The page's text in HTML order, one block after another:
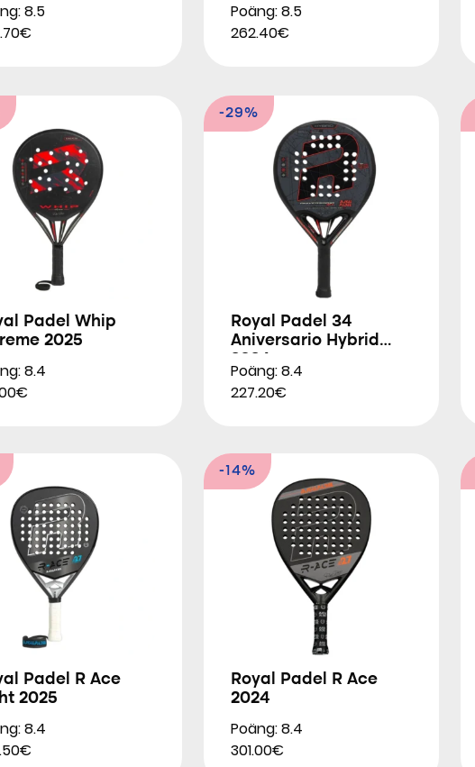
8.5
Poäng: 8.5
262.40€
Padel Whip
2025
8.4
-29%
Royal Padel 34
Aniversario Hybrid
Poäng: 8.4
227.20€
Padel R Ace
2025
8.4
-14%
Royal Padel R Ace
2024
Poäng: 8.4
301.00€